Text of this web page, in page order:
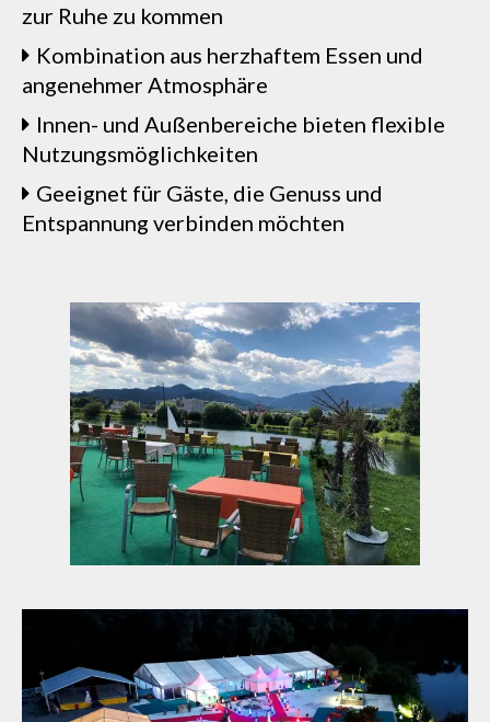
zur Ruhe zu kommen
Kombination aus herzhaftem Essen und
angenehmer Atmosphäre
Innen- und Außenbereiche bieten flexible
Nutzungsmöglichkeiten
Geeignet für Gäste, die Genuss und
Entspannung verbinden möchten